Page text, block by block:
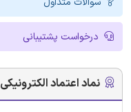
درخواست پشتیبانی
نماد اعتماد الکترونیکی